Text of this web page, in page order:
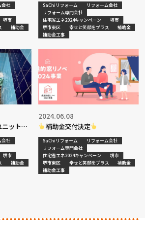
会社
堺市
補助金
SaChiリフォーム
リフォーム会社
リフォーム専門会社
住宅省エネ2024キャンペーン
堺市
堺市東区
幸せと笑顔をプラス
補助金
補助金工事
ットバ
会社
堺市
補助金
補助金交付決定
2024.06.08
SaChiリフォーム
リフォーム会社
リフォーム専門会社
住宅省エネ2024キャンペーン
堺市
堺市東区
幸せと笑顔をプラス
補助金
補助金工事